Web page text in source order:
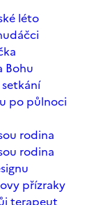
léto
Bohu
po půlnoci
rodina
rodina
přízraky
terapeut